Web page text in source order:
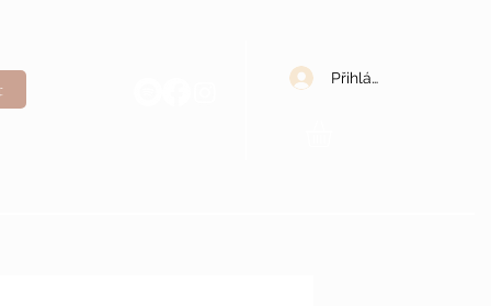
Přihlásit se